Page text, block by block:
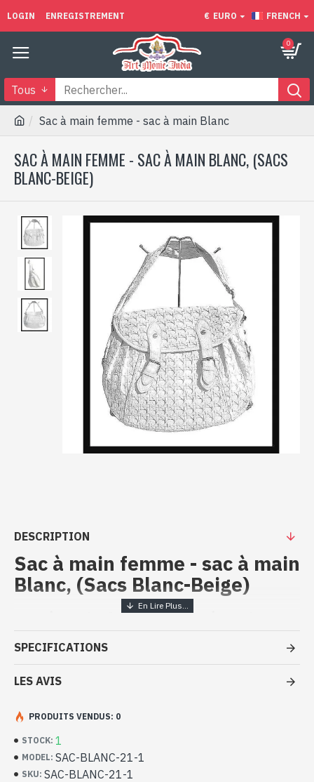
LOGIN ENREGISTREMENT € EURO FRENCH
0
Tous
Sac à main femme - sac à main Blanc
SAC À MAIN FEMME - SAC À MAIN BLANC, (SACS
BLANC-BEIGE)
DESCRIPTION
Sac à main femme - sac à main
Blanc, (Sacs Blanc-Beige)
Sac à main femme - sac à main
Blanc à pas cher
- Sac 100 % polyuréthane
- Fermé par une fermeture éclair et par deux pressions
- Dimensions du sac 30 x 38 x 12 cm env
-Unique piece
Sac à main Blanc 100 % polyuréthane
(SAC-BLANC-21-1)
SPECIFICATIONS
LES AVIS
STOCK: 1
MODEL: SAC-BLANC-21-1
SKU: SAC-BLANC-21-1
PRODUITS VENDUS: 0